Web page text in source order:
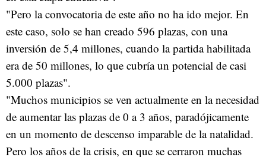
"Pero la convocatoria de este año no ha ido mejor. En
este caso, solo se han creado 596 plazas, con una
inversión de 5,4 millones, cuando la partida habilitada
era de 50 millones, lo que cubría un potencial de casi
5.000 plazas".
"Muchos municipios se ven actualmente en la necesidad
de aumentar las plazas de 0 a 3 años, paradójicamente
en un momento de descenso imparable de la natalidad.
Pero los años de la crisis, en que se cerraron muchas